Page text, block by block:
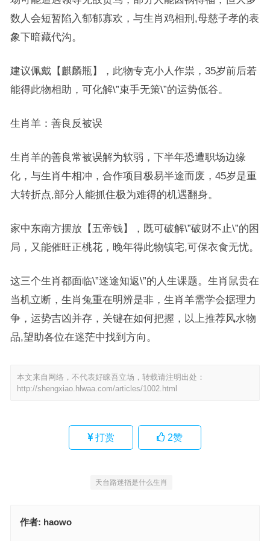
数人会短暂陷入郁郁寡欢，与生肖鸡相刑,母慈子孝的表
象下暗藏代沟。
建议佩戴【麒麟瓶】，此物专克小人作祟，35岁前后若
能得此物相助，可化解\”束手无策\”的运势低谷。
生肖羊：善良反被误
生肖羊的善良常被误解为软弱，下半年恐遭职场边缘
化，与生肖牛相冲，合作项目极易半途而废，45岁是重
大转折点,部分人能抓住极为难得的机遇翻身。
家中东南方摆放【五帝钱】，既可破解\”破财不止\”的困
局，又能催旺正桃花，晚年得此物镇宅,可保衣食无忧。
这三个生肖都面临\”迷途知返\”的人生课题。生肖鼠贵在
当机立断，生肖兔重在明辨是非，生肖羊需学会据理力
争，运势吉凶并存，关键在如何把握，以上推荐风水物
品,望助各位在迷茫中找到方向。
本文来自网络，不代表好睐吾立场，转载请注明出处：
http://shengxiao.hlwaa.com/articles/1002.html
打赏 2赞
天台路迷指是什么生肖
作者: haowo